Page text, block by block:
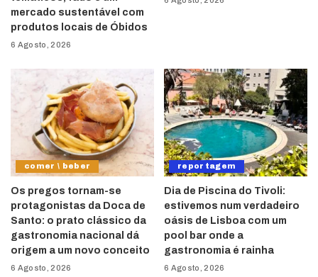
mercado sustentável com
produtos locais de Óbidos
6 Agosto, 2026
comer \ beber
Os pregos tornam-se
protagonistas da Doca de
Santo: o prato clássico da
gastronomia nacional dá
origem a um novo conceito
6 Agosto, 2026
reportagem
Dia de Piscina do Tivoli:
estivemos num verdadeiro
oásis de Lisboa com um
pool bar onde a
gastronomia é rainha
6 Agosto, 2026